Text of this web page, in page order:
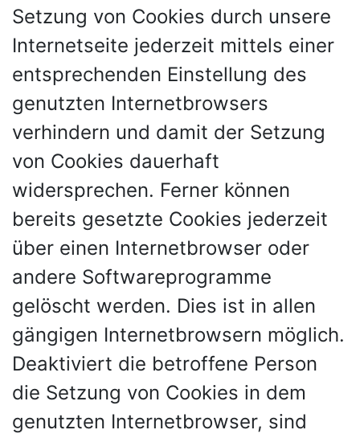
Setzung von Cookies durch unsere
Internetseite jederzeit mittels einer
entsprechenden Einstellung des
genutzten Internetbrowsers
verhindern und damit der Setzung
von Cookies dauerhaft
widersprechen. Ferner können
bereits gesetzte Cookies jederzeit
über einen Internetbrowser oder
andere Softwareprogramme
gelöscht werden. Dies ist in allen
gängigen Internetbrowsern möglich.
Deaktiviert die betroffene Person
die Setzung von Cookies in dem
genutzten Internetbrowser, sind